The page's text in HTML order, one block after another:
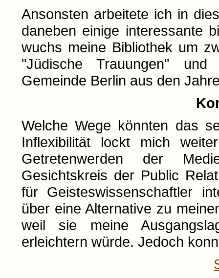
Ansonsten arbeitete ich in
daneben einige interessante
wuchs meine Bibliothek um
"Jüdische Trauungen"
Gemeinde Berlin aus den
Welche Wege könnten das
Inflexibilität lockt mich
Getretenwerden der
Gesichtskreis der Public
für Geisteswissenschaftler
über eine Alternative zu
weil sie meine
erleichtern würde. Jedoch